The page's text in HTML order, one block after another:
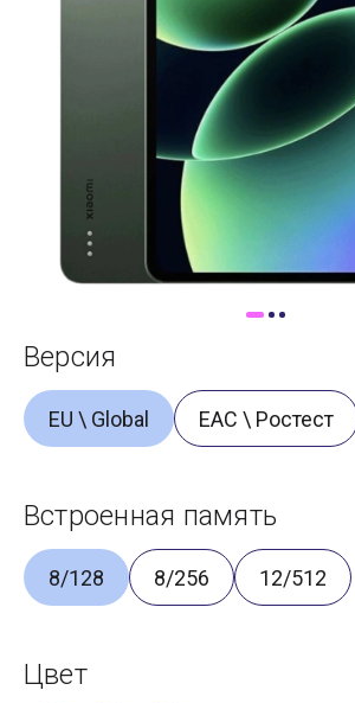
Оплата
Самовывоз
Версия
EU \ Global ЕАС \ Ростест
Встроенная память
8/128 8/256 12/512
Цвет